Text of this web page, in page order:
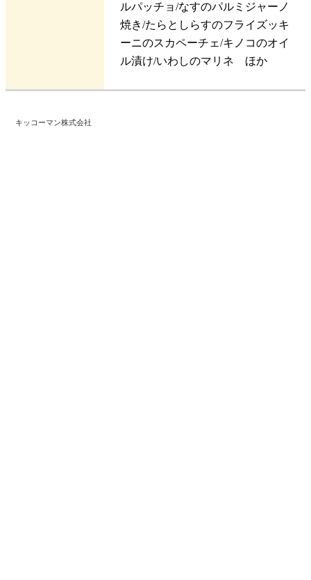
ルパッチョ/なすのパルミジャーノ
焼き/たらとしらすのフライズッキ
ーニのスカペーチェ/キノコのオイ
ル漬け/いわしのマリネ ほか
キッコーマン株式会社